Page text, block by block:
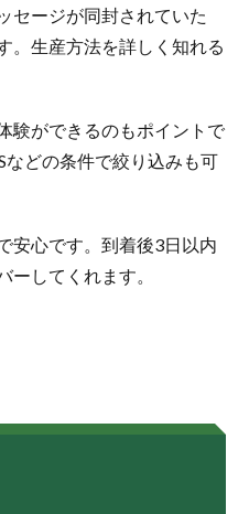
セージが同封されていた
。生産方法を詳しく知れる
験ができるのもポイントで
どの条件で絞り込みも可
安心です。到着後3日以内
してくれます。